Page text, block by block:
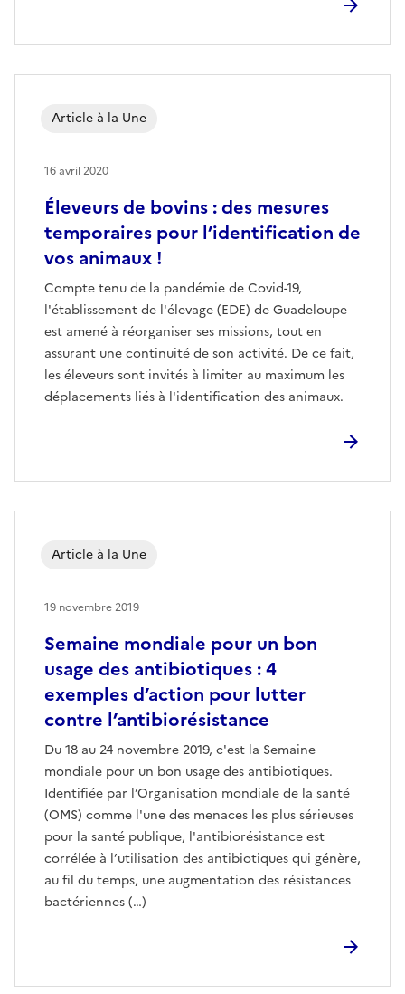
Éleveurs de bovins : des mesures
temporaires pour l’identification de
vos animaux !
Compte tenu de la pandémie de Covid-19,
l'établissement de l'élevage (EDE) de Guadeloupe
est amené à réorganiser ses missions, tout en
assurant une continuité de son activité. De ce fait,
les éleveurs sont invités à limiter au maximum les
déplacements liés à l'identification des animaux.
Article à la Une
16 avril 2020
Semaine mondiale pour un bon
usage des antibiotiques : 4
exemples d’action pour lutter
contre l’antibiorésistance
Du 18 au 24 novembre 2019, c'est la Semaine
mondiale pour un bon usage des antibiotiques.
Identifiée par l’Organisation mondiale de la santé
(OMS) comme l'une des menaces les plus sérieuses
pour la santé publique, l'antibiorésistance est
corrélée à l’utilisation des antibiotiques qui génère,
au fil du temps, une augmentation des résistances
bactériennes (…)
Article à la Une
19 novembre 2019